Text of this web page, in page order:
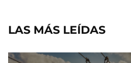
LAS MÁS LEÍDAS